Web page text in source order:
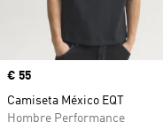
Precio
€ 55
Camiseta México EQT
Hombre Performance